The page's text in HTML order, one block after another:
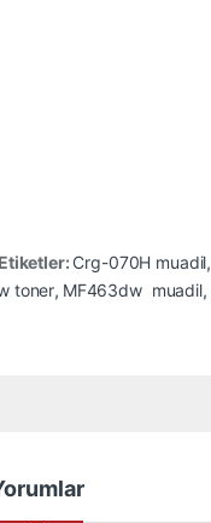
Etiketler: Crg-070H muadil,
toner, MF463dw muadil,